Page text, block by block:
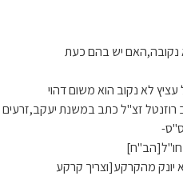
נקובה,האם יש בהם כעת
לא נקוב הוא משום דהוי
זצ"ל כתב במשנת
מהקרקע[וצריך קרקע